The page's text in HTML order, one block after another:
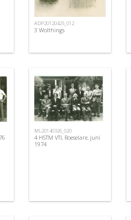
ADP20120425_012
3 Wolthings
ML20140326_020
4 HSTM VTI, Roeselare, juni
1974